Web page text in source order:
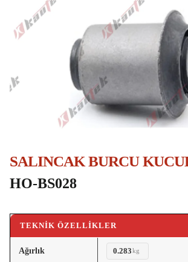
SALINCAK BURCU
HO-BS028
TEKNIK ÖZELLIKLER
Ağırlık 0.283kg